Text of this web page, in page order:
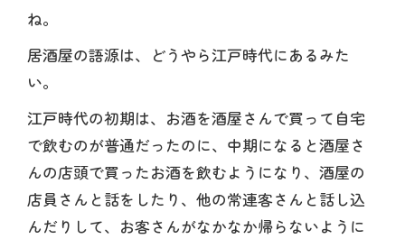
ね。
居酒屋の語源は、どうやら江戸時代にあるみた
い。
江戸時代の初期は、お酒を酒屋さんで買って自宅
で飲むのが普通だったのに、中期になると酒屋さ
んの店頭で買ったお酒を飲むようになり、酒屋の
店員さんと話をしたり、他の常連客さんと話し込
んだりして、お客さんがなかなか帰らないように